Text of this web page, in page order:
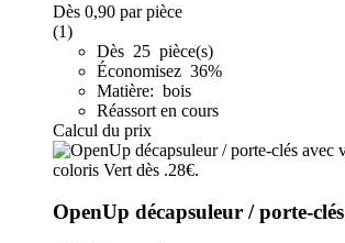
Dès 0,90 par pièce
(1)
Dès 25 pièce(s)
Économisez 36%
Matière: bois
Réassort en cours
Calcul du prix
OpenUp décapsuleur / porte-clés